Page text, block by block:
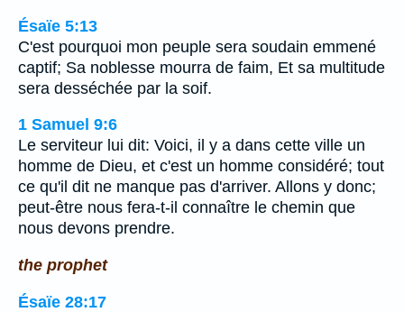
Ésaïe 5:13
C'est pourquoi mon peuple sera soudain emmené
captif; Sa noblesse mourra de faim, Et sa multitude
sera desséchée par la soif.
1 Samuel 9:6
Le serviteur lui dit: Voici, il y a dans cette ville un
homme de Dieu, et c'est un homme considéré; tout
ce qu'il dit ne manque pas d'arriver. Allons y donc;
peut-être nous fera-t-il connaître le chemin que
nous devons prendre.
the prophet
Ésaïe 28:17